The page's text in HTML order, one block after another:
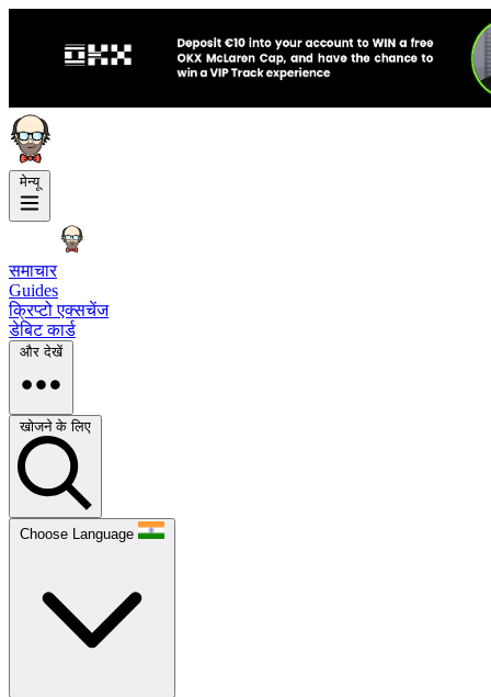
मेन्यू
समाचार
Guides
क्रिप्टो एक्सचेंज
डेबिट कार्ड
और देखें
खोजने के लिए
Choose Language